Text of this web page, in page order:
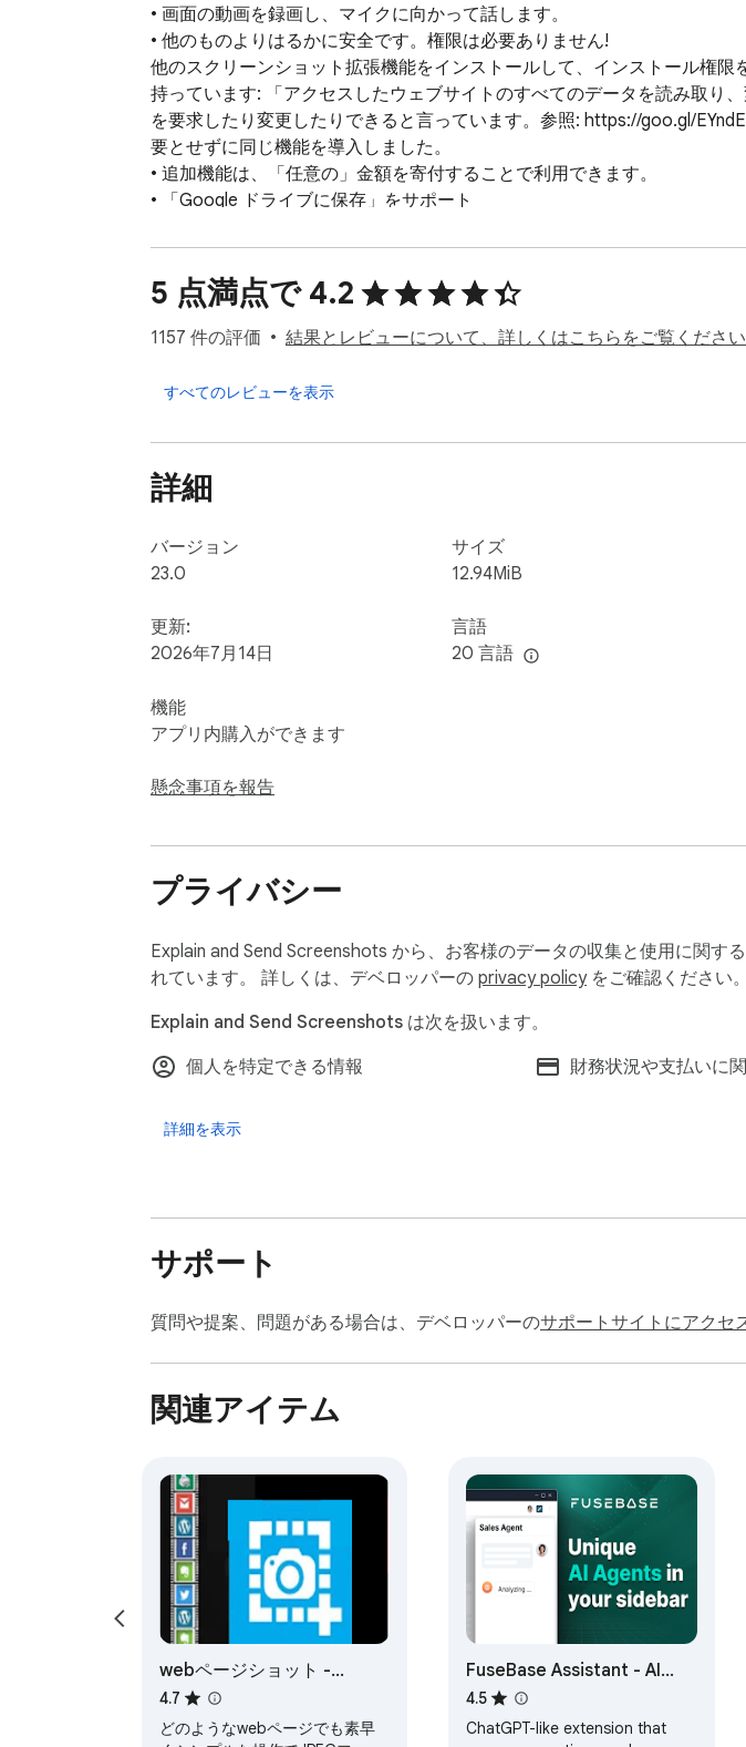
• 画面の動画を録画し、マイクに向かって話します。
• 他のものよりはるかに安全です。権限は必要ありません!
他のスクリーンショット拡張機能をインストールして、インストール権
持っています: 「アクセスしたウェブサイトのすべてのデータを読み取り
を要求したり変更したりできると言っています。参照: https://goo.gl/
要とせずに同じ機能を導入しました。
• 追加機能は、「任意の」金額を寄付することで利用できます。
• 「Google ドライブに保存」をサポート
• ショートカット キーの割り当て
任意のウェブサイトの完全または部分的なスナップショットを撮ったり
きます。矢印、線、円を描いて何かを指摘したり、選択範囲を移動、消
を取得して、画像への直接リンクを使用して Facebook または Twitter で
変更ログ: https://jasonsavard.com/wiki/
5 点満点で 4.2
1157 件の評価 結果とレビューについて、詳しくはこちらをご覧ください
すべてのレビューを表示
詳細
バージョン
23.0
更新:
2026年7月14日
機能
アプリ内購入ができます
懸念事項を報告
サイズ
12.94MiB
言語
20 言語
プライバシー
Explain and Send Screenshots から、お客様のデータの収集と使用に関す
れています。 詳しくは、デベロッパーの privacy policyをご確認ください。
Explain and Send Screenshots は次を扱います。
個人を特定できる情報
財務状況や支払いに
詳細を表示
サポート
質問や提案、問題がある場合は、デベロッパーのサポートサイトにアクセ
関連アイテム
webページショット -
Screenshot Extension
4.7
どのようなwebページでも素早
FuseBase Assistant - AI
Chat and Agents
4.5
ChatGPT-like extension that